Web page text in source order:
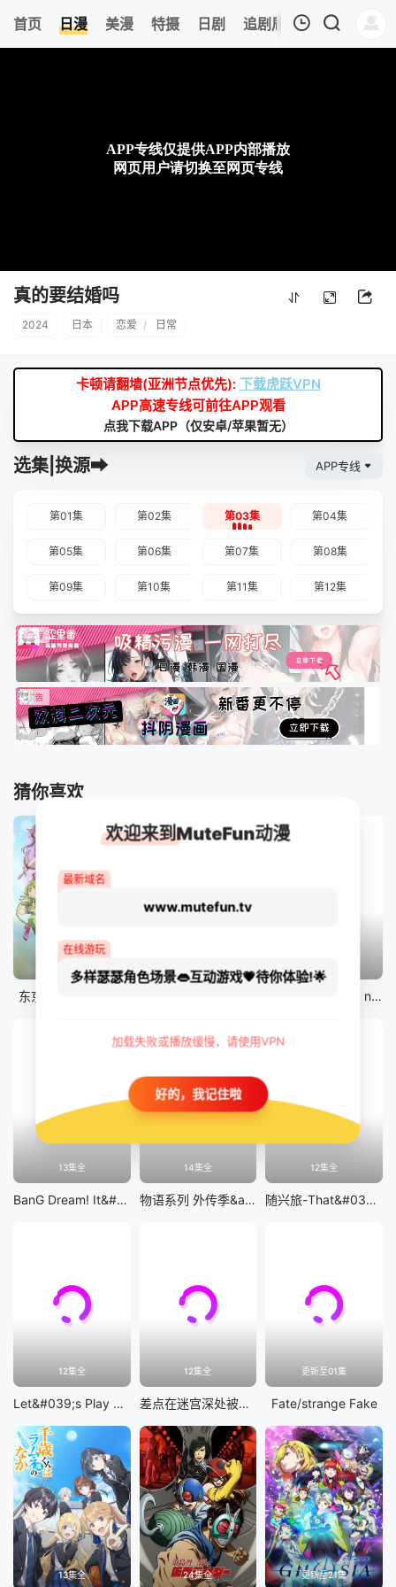
首页 日漫 美漫 特摄 日剧 追剧周表 今日更新
真的要结婚吗
2024 日本 恋爱 / 日常
卡顿请翻墙(亚洲节点优先): 下载虎跃VPN
APP高速专线可前往APP观看
点我下载APP（仅安卓/苹果暂无）
选集|换源➡ APP专线
第01集 第02集 第03集 第04集
第05集 第06集 第07集 第08集
第09集 第10集 第11集 第12集
猜你喜欢
12集全
东京猫猫 NEW～♡ 剧场版 Fate/stay night [Heaven&#039;s Feel] III.spring song
13集全
BanG Dream! It&#039;s MyGO!!!!!
14集全
物语系列 外传季&amp;怪物季
12集全
随兴旅-That&#039;s Journey-
12集全
Let&#039;s Play 充满挑战的人生
12集全
差点在迷宫深处被信任的伙伴杀掉，但靠着天赐技能「无限扭蛋」获得等级9999的伙伴，我要向前队友和世界展开复仇&amp;「给他们好看！」
更新至01集
Fate/strange Fake
13集全 24集全 更新至21集
欢迎来到MuteFun动漫
最新域名
www.mutefun.tv
在线游玩
多样瑟瑟角色场景👄互动游戏💗待你体验!🌟
加载失败或播放缓慢，请使用VPN
好的，我记住啦